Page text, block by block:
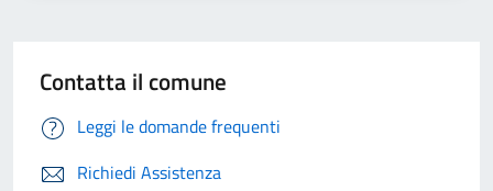
Contatta il comune
Leggi le domande frequenti
Richiedi Assistenza